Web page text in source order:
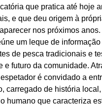
que pratica até hoje
e que deu origem à
nos próximos anos.
um leque de
de pesca tradicionais e
e futuro da comunidade.
é convidado a
carregado de história
humano que caracteriza